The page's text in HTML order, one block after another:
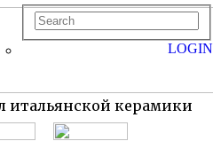
итальянской керамики
LOGIN